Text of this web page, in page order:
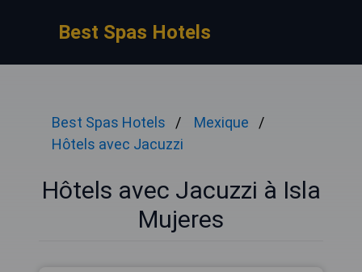
Best Spas Hotels
Best Spas Hotels
Mexique
Hôtels avec Jacuzzi
Hôtels avec Jacuzzi à Isla
Mujeres